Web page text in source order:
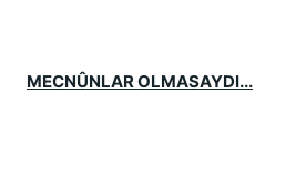
MECNÛNLAR OLMASAYDI...